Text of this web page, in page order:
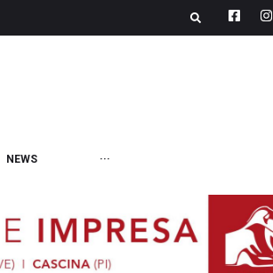
NEWS ···